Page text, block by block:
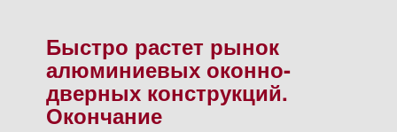
Быстро растет рынок
алюминиевых оконно-
дверных конструкций.
Окончание